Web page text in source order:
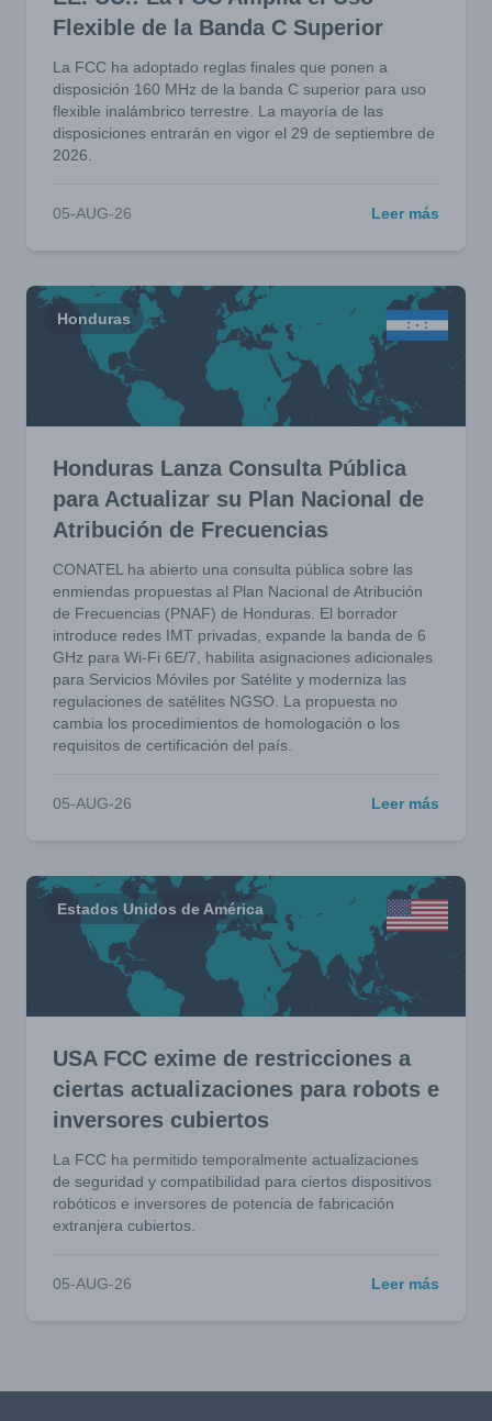
Flexible de la Banda C Superior
La FCC ha adoptado reglas finales que ponen a
disposición 160 MHz de la banda C superior para uso
flexible inalámbrico terrestre. La mayoría de las
disposiciones entrarán en vigor el 29 de septiembre de
2026.
05-AUG-26 Leer más
Honduras
Honduras Lanza Consulta Pública
para Actualizar su Plan Nacional de
Atribución de Frecuencias
CONATEL ha abierto una consulta pública sobre las
enmiendas propuestas al Plan Nacional de Atribución
de Frecuencias (PNAF) de Honduras. El borrador
introduce redes IMT privadas, expande la banda de 6
GHz para Wi-Fi 6E/7, habilita asignaciones adicionales
para Servicios Móviles por Satélite y moderniza las
regulaciones de satélites NGSO. La propuesta no
cambia los procedimientos de homologación o los
requisitos de certificación del país.
05-AUG-26 Leer más
Estados Unidos de América
USA FCC exime de restricciones a
ciertas actualizaciones para robots e
inversores cubiertos
La FCC ha permitido temporalmente actualizaciones
de seguridad y compatibilidad para ciertos dispositivos
robóticos e inversores de potencia de fabricación
extranjera cubiertos.
05-AUG-26 Leer más